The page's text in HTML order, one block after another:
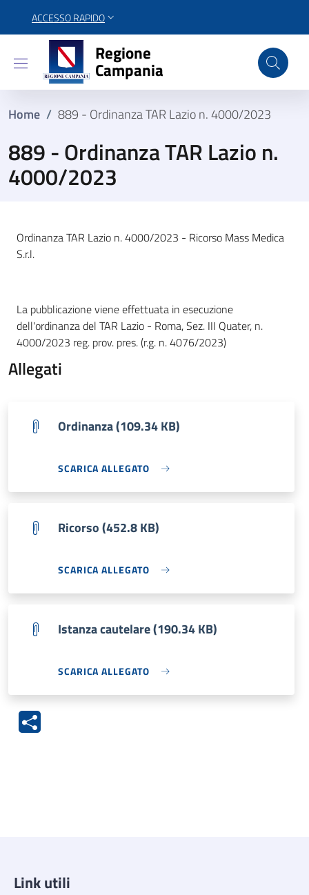
ACCESSO RAPIDO
Regione Campania
Regione
Campania
Home / 889 - Ordinanza TAR Lazio n. 4000/2023
889 - Ordinanza TAR Lazio n.
4000/2023
Ordinanza TAR Lazio n. 4000/2023 - Ricorso Mass Medica
S.r.l.
La pubblicazione viene effettuata in esecuzione
dell'ordinanza del TAR Lazio - Roma, Sez. III Quater, n.
4000/2023 reg. prov. pres. (r.g. n. 4076/2023)
Allegati
Ordinanza (109.34 KB)
SCARICA ALLEGATO
Ricorso (452.8 KB)
SCARICA ALLEGATO
Istanza cautelare (190.34 KB)
SCARICA ALLEGATO
Link utili